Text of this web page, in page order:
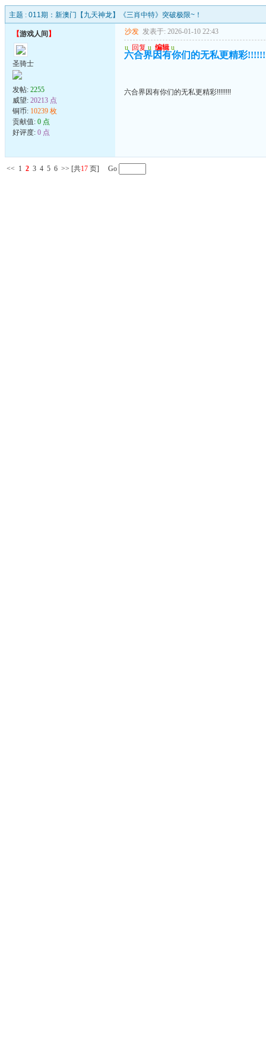
主题 : 011期：新澳门【九天神龙】《三肖中特》突破极限~！
【游戏人间 】
圣骑士
发帖: 2255
威望: 20213 点
铜币: 10239 枚
贡献值: 0 点
好评度: 0 点
沙发 发表于: 2026-01-10 22:43
u 回复 u 编辑 u
六合界因有你们的无私更精彩
六合界因有你们的无私更精彩!!!!!!!!
<< 1 2 3 4 5 6 >> [共17 页] Go